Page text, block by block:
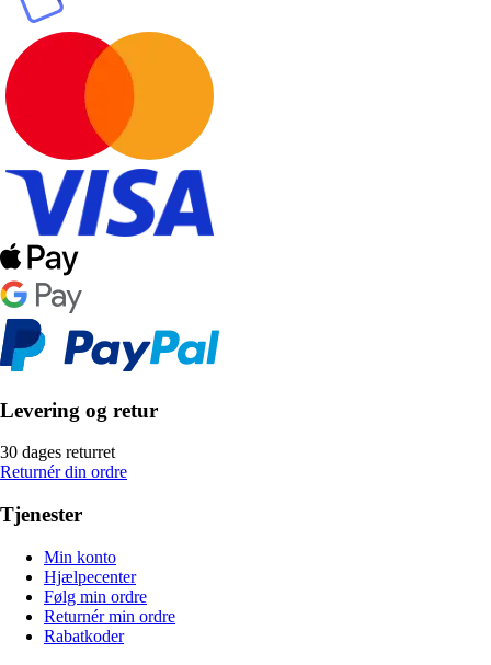
Levering og retur
30 dages returret
Returnér din ordre
Tjenester
Min konto
Hjælpecenter
Følg min ordre
Returnér min ordre
Rabatkoder